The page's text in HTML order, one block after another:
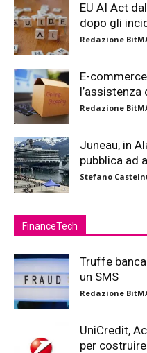
EU AI Act
dopo gli
Redazione
E-
l’assistenza
Redazione
Juneau, in
pubblica ad
Stefano
FinanceTech
Truffe
un SMS
Redazione
UniCredit,
per